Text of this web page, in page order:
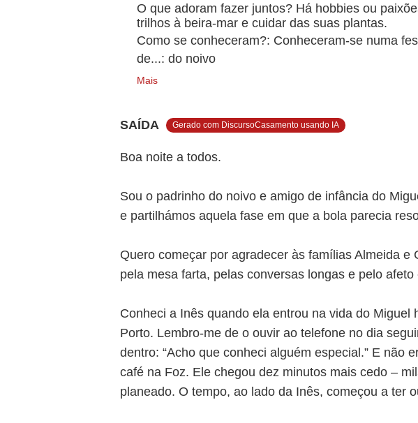
O que adoram fazer juntos? Há hobbies ou
trilhos à beira-mar e cuidar das suas plantas.
Como se conheceram?: Conheceram-se numa
de...: do noivo
Mais
SAÍDA Gerado com DiscursoCasamento usando IA
Boa noite a todos.
Sou o padrinho do noivo e amigo de infância do
e partilhámos aquela fase em que a bola parecia
Quero começar por agradecer às famílias Almeida
pela mesa farta, pelas conversas longas e pelo
Conheci a Inês quando ela entrou na vida do
Porto. Lembro-me de o ouvir ao telefone no dia
dentro: “Acho que conheci alguém especial.” E não
café na Foz. Ele chegou dez minutos mais cedo –
planeado. O tempo, ao lado da Inês, começou a ter